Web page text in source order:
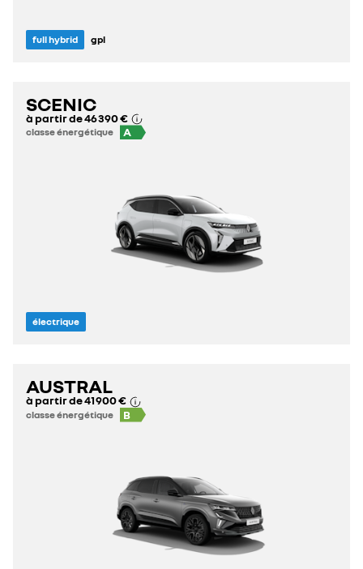
full hybrid gpl
SCENIC
à partir de46 390 €
classe énergétique A
électrique
AUSTRAL
à partir de41 900 €
classe énergétique B